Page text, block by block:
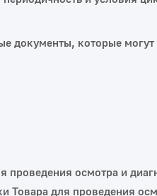
документы, которые могут
проведения осмотра и
Товара для проведения